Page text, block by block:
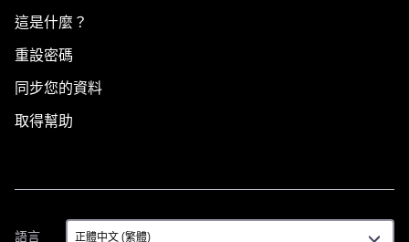
這是什麼？
重設密碼
同步您的資料
取得幫助
語言
語